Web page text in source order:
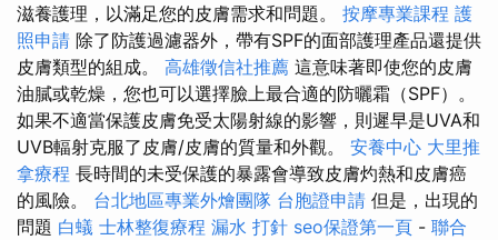
滋養護理，以滿足您的皮膚需求和問題。 按摩專業課程 護
照申請 除了防護過濾器外，帶有SPF的面部護理產品還提供
皮膚類型的組成。 高雄徵信社推薦 這意味著即使您的皮膚
油膩或乾燥，您也可以選擇臉上最合適的防曬霜（SPF）。
如果不適當保護皮膚免受太陽射線的影響，則遲早是UVA和
UVB輻射克服了皮膚/皮膚的質量和外觀。 安養中心 大里推
拿療程 長時間的未受保護的暴露會導致皮膚灼熱和皮膚癌
的風險。 台北地區專業外燴團隊 台胞證申請 但是，出現的
問題 白蟻 士林整復療程 漏水 打針 seo保證第一頁 - 聯合